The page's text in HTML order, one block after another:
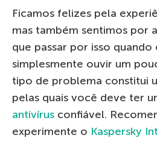
Ficamos felizes pela
mas também sentimos por
que passar por isso
simplesmente ouvir um
tipo de problema constitui
pelas quais você deve ter
antivírus confiável.
experimente o Kaspersky